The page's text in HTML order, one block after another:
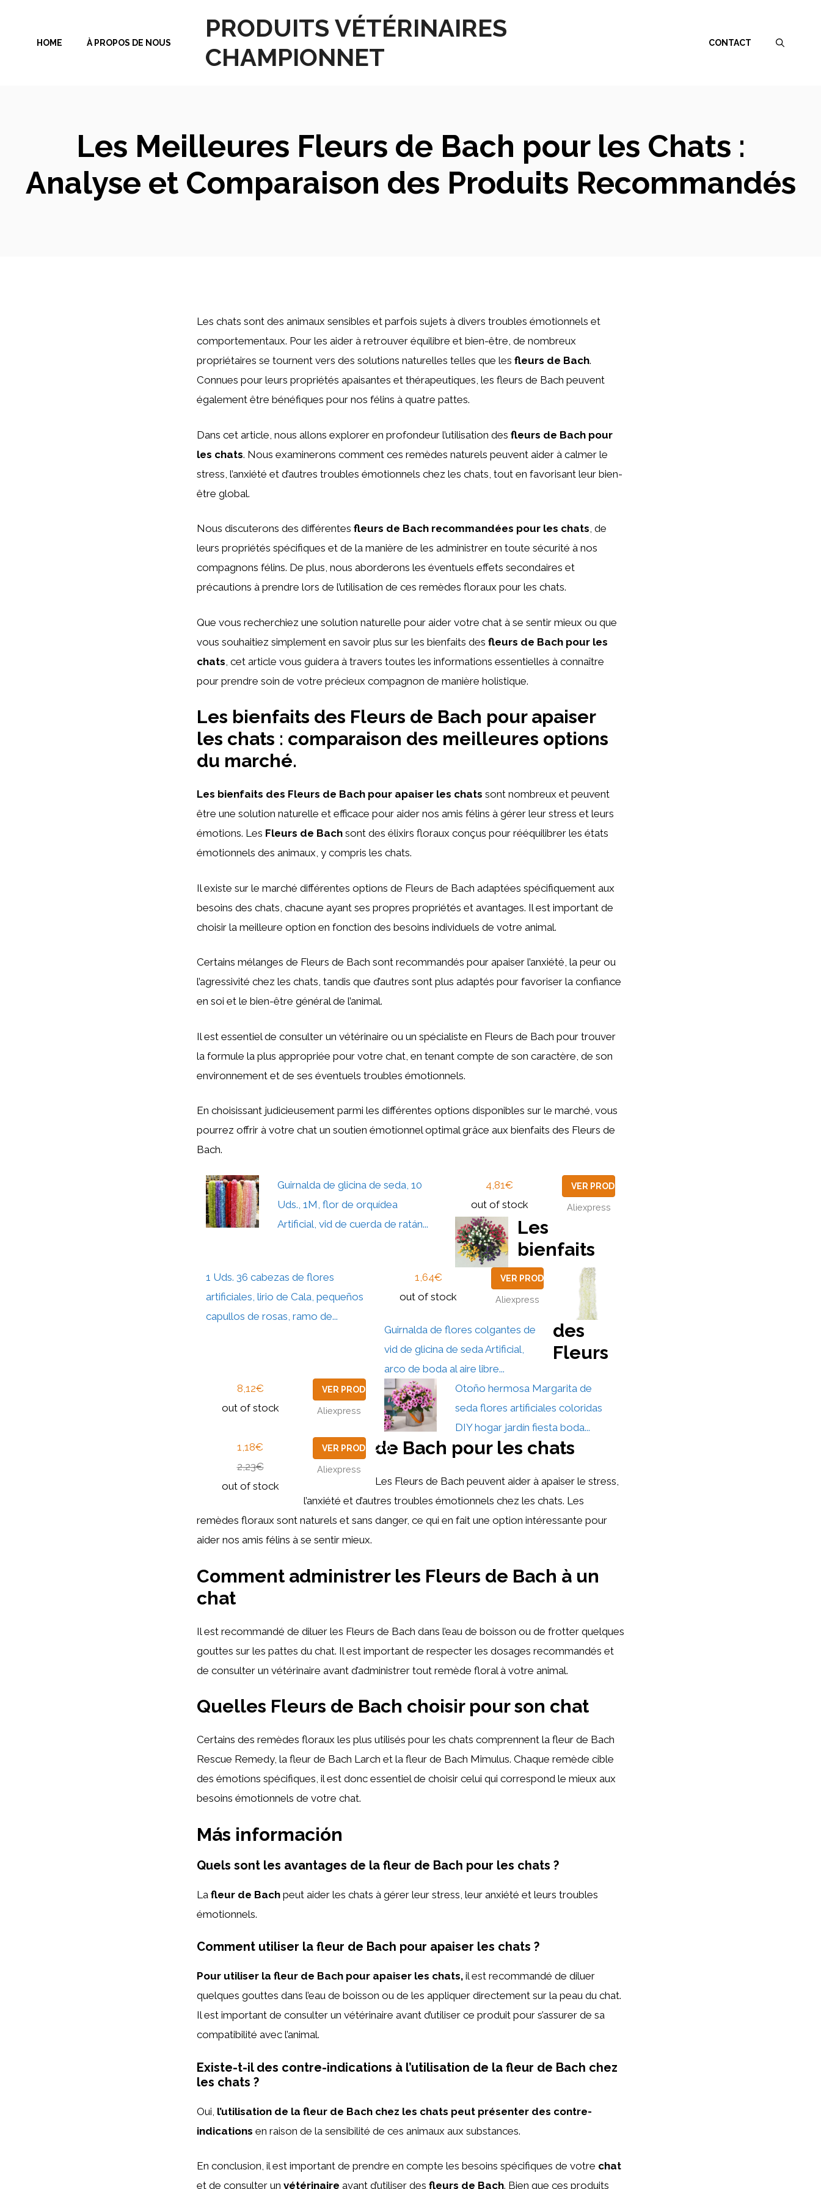
contenu
PRODUITS VÉTÉRINAIRES
CHAMPIONNET
HOME À PROPOS DE NOUS CONTACT
Les Meilleures Fleurs de Bach pour les Chats :
Analyse et Comparaison des Produits Recommandés
Les chats sont des animaux sensibles et parfois sujets à divers troubles émotionnels et
comportementaux. Pour les aider à retrouver équilibre et bien-être, de nombreux
propriétaires se tournent vers des solutions naturelles telles que les fleurs de Bach.
Connues pour leurs propriétés apaisantes et thérapeutiques, les fleurs de Bach peuvent
également être bénéfiques pour nos félins à quatre pattes.
Dans cet article, nous allons explorer en profondeur l’utilisation des fleurs de Bach pour
les chats. Nous examinerons comment ces remèdes naturels peuvent aider à calmer le
stress, l’anxiété et d’autres troubles émotionnels chez les chats, tout en favorisant leur bien-
être global.
Nous discuterons des différentes fleurs de Bach recommandées pour les chats, de
leurs propriétés spécifiques et de la manière de les administrer en toute sécurité à nos
compagnons félins. De plus, nous aborderons les éventuels effets secondaires et
précautions à prendre lors de l’utilisation de ces remèdes floraux pour les chats.
Que vous recherchiez une solution naturelle pour aider votre chat à se sentir mieux ou que
vous souhaitiez simplement en savoir plus sur les bienfaits des fleurs de Bach pour les
chats , cet article vous guidera à travers toutes les informations essentielles à connaître
pour prendre soin de votre précieux compagnon de manière holistique.
Les bienfaits des Fleurs de Bach pour apaiser
les chats : comparaison des meilleures options
du marché.
Les bienfaits des Fleurs de Bach pour apaiser les chats sont nombreux et peuvent
être une solution naturelle et efficace pour aider nos amis félins à gérer leur stress et leurs
émotions. Les Fleurs de Bach sont des élixirs floraux conçus pour rééquilibrer les états
émotionnels des animaux, y compris les chats.
Il existe sur le marché différentes options de Fleurs de Bach adaptées spécifiquement aux
besoins des chats, chacune ayant ses propres propriétés et avantages. Il est important de
choisir la meilleure option en fonction des besoins individuels de votre animal.
Certains mélanges de Fleurs de Bach sont recommandés pour apaiser l’anxiété, la peur ou
l’agressivité chez les chats, tandis que d’autres sont plus adaptés pour favoriser la confiance
en soi et le bien-être général de l’animal.
Il est essentiel de consulter un vétérinaire ou un spécialiste en Fleurs de Bach pour trouver
la formule la plus appropriée pour votre chat, en tenant compte de son caractère, de son
environnement et de ses éventuels troubles émotionnels.
En choisissant judicieusement parmi les différentes options disponibles sur le marché, vous
pourrez offrir à votre chat un soutien émotionnel optimal grâce aux bienfaits des Fleurs de
Bach.
Guirnalda de glicina de seda, 10
Uds., 1M, flor de orquídea
Artificial, vid de cuerda de ratán...
4,81€
out of stock
VER PRODUCTO
Aliexpress
1 Uds. 36 cabezas de flores
artificiales, lirio de Cala, pequeños
capullos de rosas, ramo de...
1,64€
out of stock
VER PRODUCTO
Aliexpress
Guirnalda de flores colgantes de
vid de glicina de seda Artificial,
arco de boda al aire libre...
8,12€
out of stock
VER PRODUCTO
Aliexpress
Otoño hermosa Margarita de
seda flores artificiales coloridas
DIY hogar jardín fiesta boda...
1,18€
2,23€
out of stock
VER PRODUCTO
Aliexpress
Les
bienfaits
des
Fleurs
de Bach pour les chats
Les Fleurs de Bach peuvent aider à apaiser le stress,
l’anxiété et d’autres troubles émotionnels chez les chats. Les
remèdes floraux sont naturels et sans danger, ce qui en fait une option intéressante pour
aider nos amis félins à se sentir mieux.
Comment administrer les Fleurs de Bach à un
chat
Il est recommandé de diluer les Fleurs de Bach dans l’eau de boisson ou de frotter quelques
gouttes sur les pattes du chat. Il est important de respecter les dosages recommandés et
de consulter un vétérinaire avant d’administrer tout remède floral à votre animal.
Quelles Fleurs de Bach choisir pour son chat
Certains des remèdes floraux les plus utilisés pour les chats comprennent la fleur de Bach
Rescue Remedy, la fleur de Bach Larch et la fleur de Bach Mimulus. Chaque remède cible
des émotions spécifiques, il est donc essentiel de choisir celui qui correspond le mieux aux
besoins émotionnels de votre chat.
Más información
Quels sont les avantages de la fleur de Bach pour les chats ?
La fleur de Bach peut aider les chats à gérer leur stress, leur anxiété et leurs troubles
émotionnels.
Comment utiliser la fleur de Bach pour apaiser les chats ?
Pour utiliser la fleur de Bach pour apaiser les chats, il est recommandé de diluer
quelques gouttes dans l’eau de boisson ou de les appliquer directement sur la peau du chat.
Il est important de consulter un vétérinaire avant d’utiliser ce produit pour s’assurer de sa
compatibilité avec l’animal.
Existe-t-il des contre-indications à l’utilisation de la fleur de Bach chez
les chats ?
Oui, l’utilisation de la fleur de Bach chez les chats peut présenter des contre-
indications en raison de la sensibilité de ces animaux aux substances.
En conclusion, il est important de prendre en compte les besoins spécifiques de votre chat
et de consulter un vétérinaire avant d’utiliser des fleurs de Bach. Bien que ces produits